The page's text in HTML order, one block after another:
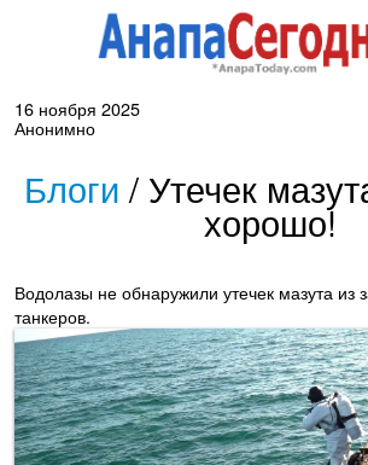
Комментарии
Об Анапе
Библиотека
Регистрация и
16 ноября 2025
Анонимно
Блоги / Утечек
хорошо!
Водолазы не обнаружили утечек мазута из
танкеров.